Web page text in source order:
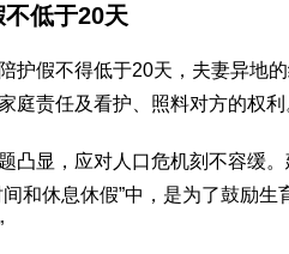
低于20天
护假不得低于20天，夫妻异地
庭责任及看护、照料对方的权利
凸显，应对人口危机刻不容缓
和休息休假”中，是为了鼓励